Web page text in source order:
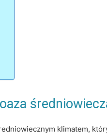
klimatem,